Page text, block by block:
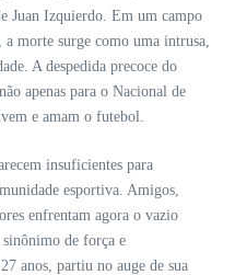
Juan Izquierdo. Em um campo
morte surge como uma intrusa,
A despedida precoce do
apenas para o Nacional de
e amam o futebol.
insuficientes para
esportiva. Amigos,
enfrentam agora o vazio
sinônimo de força e
anos, partiu no auge de sua